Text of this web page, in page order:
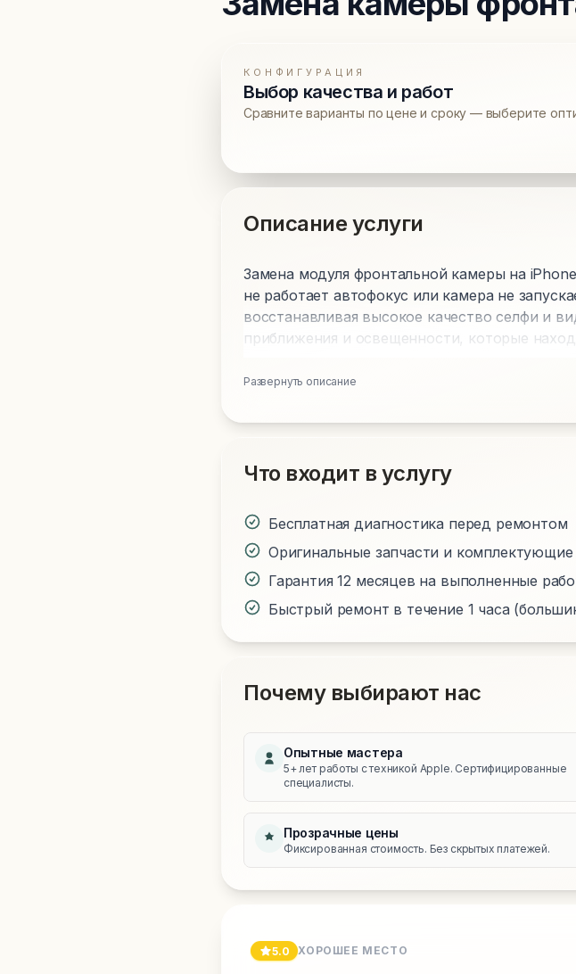
КОНФИГУРАЦИЯ
Выбор качества и работ
Сравните варианты по цене и сроку — выберите
Описание услуги
Замена модуля фронтальной камеры на
не работает автофокус или камера не
восстанавливая высокое качество селфи и
приближения и освещенности, которые
Развернуть описание
Что входит в услугу
Бесплатная диагностика перед ремонтом
Оригинальные запчасти и комплектующие
Гарантия 12 месяцев на выполненные
Быстрый ремонт в течение 1 часа
Почему выбирают нас
Опытные мастера
5+ лет работы с техникой Apple. Сертифицированные
специалисты.
Прозрачные цены
Фиксированная стоимость. Без скрытых платежей.
5.0 ХОРОШЕЕ МЕСТО